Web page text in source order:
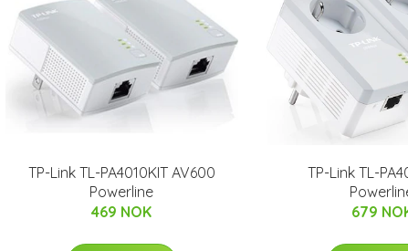
TP-Link TL-PA4010KIT AV600
Powerline
469 NOK
TP-Link TL-
679